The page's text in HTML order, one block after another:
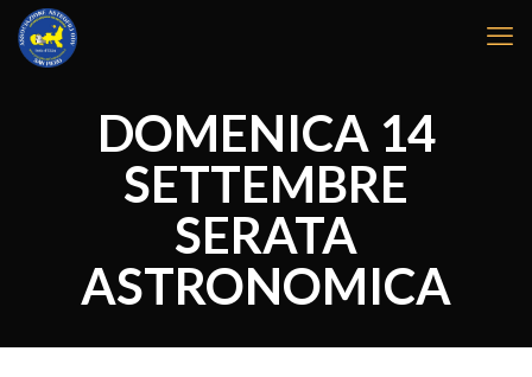
DOMENICA 14
SETTEMBRE
SERATA
ASTRONOMICA